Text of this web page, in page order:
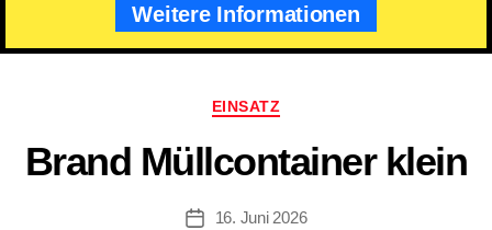
Weitere Informationen
Kategorien
EINSATZ
Brand Müllcontainer klein
Beitragsdatum
16. Juni 2026